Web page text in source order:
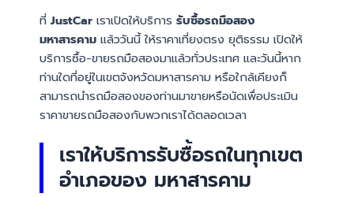
ที่ JustCar เราเปิดให้บริการ รับซื้อรถมือสอง
มหาสารคาม แล้ววันนี้ ให้ราคาเที่ยงตรง ยุติธรรม เปิดให้
บริการซื้อ-ขายรถมือสองมาแล้วทั่วประเทศ และวันนี้หาก
ท่านใดที่อยู่ในเขตจังหวัดมหาสารคาม หรือใกล้เคียงก็
สามารถนำรถมือสองของท่านมาขายหรือนัดเพื่อประเมิน
ราคาขายรถมือสองกับพวกเราได้ตลอดเวลา
เราให้บริการรับซื้อรถในทุกเขต
อำเภอของ มหาสารคาม